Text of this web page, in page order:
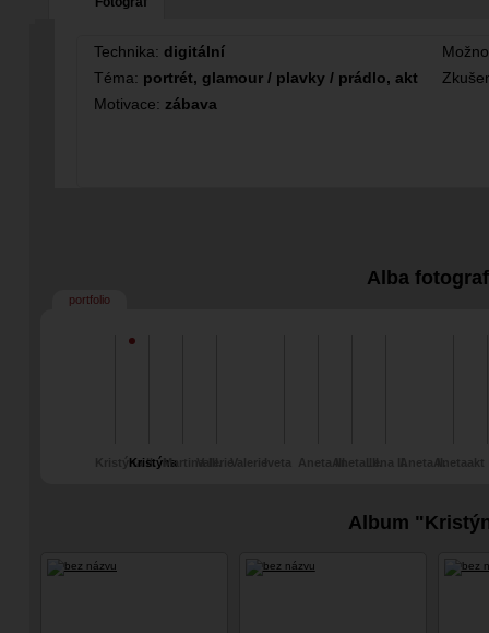
Technika: digitální
Téma: portrét, glamour / plavky / prádlo, akt
Motivace: zábava
Alba
portfolio
Kristýna II.
KristýnaMartina III.
Album